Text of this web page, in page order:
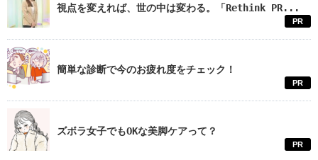
視点を変えれば、世の中は変わる。「Rethink PR...
PR
簡単な診断で今のお疲れ度をチェック！
PR
ズボラ女子でもOKな美脚ケアって？
PR